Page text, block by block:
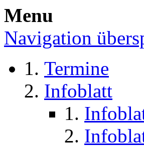
Menu
Navigation
Termine
Infoblatt